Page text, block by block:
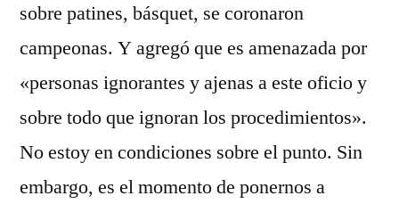
sobre patines, básquet, se coronaron
campeonas. Y agregó que es amenazada por
«personas ignorantes y ajenas a este oficio y
sobre todo que ignoran los procedimientos».
No estoy en condiciones sobre el punto. Sin
embargo, es el momento de ponernos a